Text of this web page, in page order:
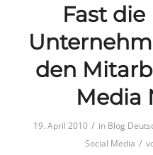
Fast
den
Media
19. April 2010 / in Blog
Social Media /